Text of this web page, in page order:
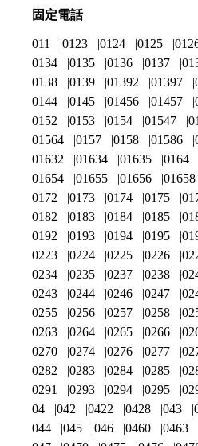
固定電話
011 0123 0124 0125
0134
0135 0136 0137
0138
0139 01392 01397
0144
0145 01456 01457
0152
0153 0154 01547
01564
0157 0158 01586
01632
01634 01635 0164
01654
01655 01656 01658
0172
0173 0174 0175
0182
0183 0184 0185
0192
0193 0194 0195
0223
0224 0225 0226
0234
0235 0237 0238
0243
0244 0246 0247
0255
0256 0257 0258
0263
0264 0265 0266
0270
0274 0276 0277
0282
0283 0284 0285
0291
0293 0294 0295
04
042 0422 0428 043
044
045 046 0460 0463